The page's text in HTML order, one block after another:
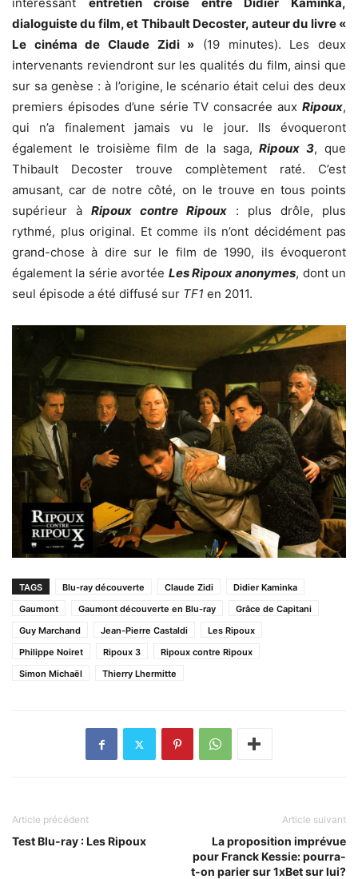
dialoguiste du film, et Thibault Decoster, auteur du livre «
Le cinéma de Claude Zidi » (19 minutes). Les deux
intervenants reviendront sur les qualités du film, ainsi que
sur sa genèse : à l’origine, le scénario était celui des deux
premiers épisodes d’une série TV consacrée aux Ripoux,
qui n’a finalement jamais vu le jour. Ils évoqueront
également le troisième film de la saga,Ripoux 3, que
Thibault Decoster trouve complètement raté. C’est
amusant, car de notre côté, on le trouve en tous points
supérieur à Ripoux contre Ripoux : plus drôle, plus
rythmé, plus original. Et comme ils n’ont décidément pas
grand-chose à dire sur le film de 1990, ils évoqueront
également la série avortée Les Ripoux anonymes, dont un
seul épisode a été diffusé sur TF1 en 2011.
TAGS Blu-ray découverte Claude Zidi
Didier Kaminka
Gaumont
Gaumont découverte en Blu-ray
Grâce de Capitani
Guy Marchand
Jean-Pierre Castaldi
Les Ripoux
Philippe Noiret
Ripoux 3
Ripoux contre Ripoux
Simon Michaël
Thierry Lhermitte
Article précédent
Test Blu-ray : Les Ripoux
Article suivant
La proposition imprévue
pour Franck Kessie: pourra-
t-on parier sur 1xBet sur lui?